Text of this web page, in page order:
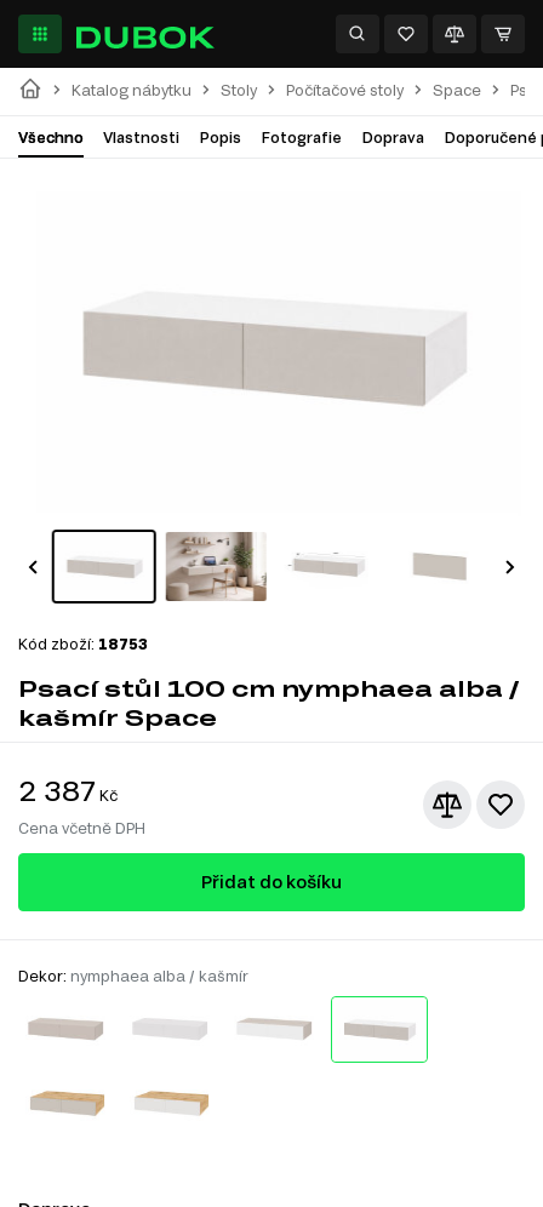
Katalog nábytku Stoly Počítačové stoly Space
Všechno Vlastnosti Popis Fotografie Doprava Doporučené
Kód zboží: 18753
Psací stůl 100 cm nymphaea alba /
kašmír Space
2 387 Kč
Cena včetně DPH
Přidat do košíku
Dekor: nymphaea alba / kašmír